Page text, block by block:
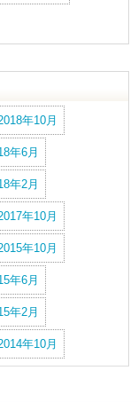
年10月
年6月
年2月
年10月
年10月
年6月
年2月
年10月